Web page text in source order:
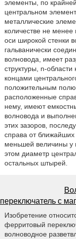
элементы, по
центральном
металлические
количестве не
оси широкой стенки
гальванически
волновода, имеет
структуры, n-
концами
положительным
расположенные
нему, имеют
волновода и
этих зазоров,
справа от
меньшей величины у
этом диаметр
остальных штырей.
переключатель с
Изобретение
ферритовый
волноводное